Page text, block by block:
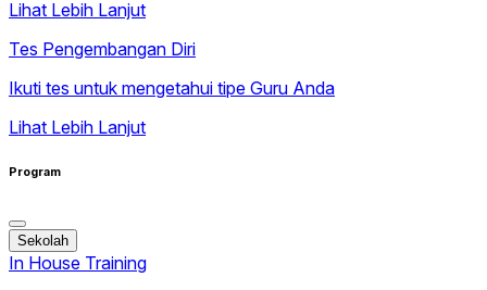
Lihat Lebih Lanjut
Tes Pengembangan Diri
Ikuti tes untuk mengetahui tipe Guru Anda
Lihat Lebih Lanjut
Program
Sekolah
In House Training